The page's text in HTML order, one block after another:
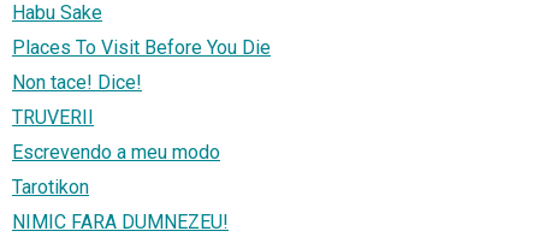
Habu Sake
Places To Visit Before You Die
Non tace! Dice!
TRUVERII
Escrevendo a meu modo
Tarotikon
NIMIC FARA DUMNEZEU!